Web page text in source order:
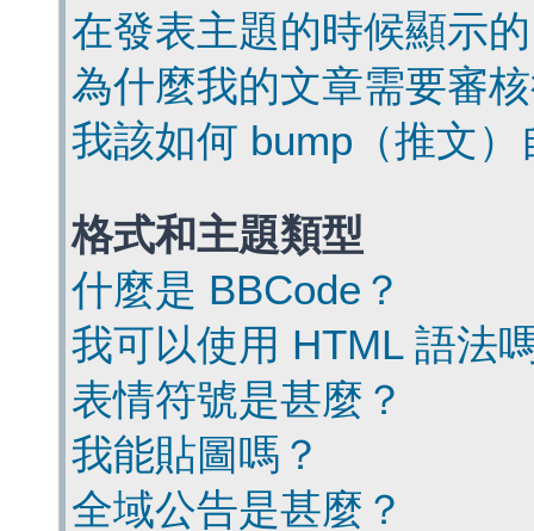
在發表主題的時候顯示
為什麼我的文章需要審
我該如何 bump（推文
格式和主題類型
什麼是 BBCode？
我可以使用 HTML 語法
表情符號是甚麼？
我能貼圖嗎？
全域公告是甚麼？